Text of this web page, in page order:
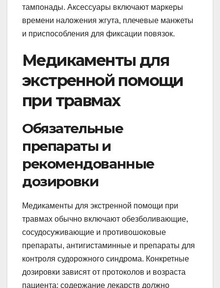
тампонады. Аксессуары включают маркеры
времени наложения жгута, плечевые манжеты
и приспособления для фиксации повязок.
Медикаменты для
экстренной помощи
при травмах
Обязательные
препараты и
рекомендованные
дозировки
Медикаменты для экстренной помощи при
травмах обычно включают обезболивающие,
сосудосуживающие и противошоковые
препараты, антигистаминные и препараты для
контроля судорожного синдрома. Конкретные
дозировки зависят от протоколов и возраста
пациента; содержание лекарств должно